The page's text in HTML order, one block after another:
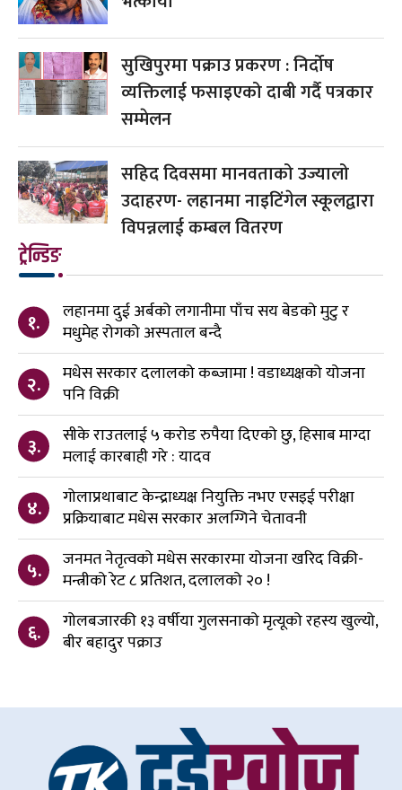
सुखिपुरमा पक्राउ प्रकरण : निर्दोष
व्यक्तिलाई फसाइएको दाबी गर्दै पत्रकार
सम्मेलन
सहिद दिवसमा मानवताको उज्यालो
उदाहरण- लहानमा नाइटिंगेल स्कूलद्वारा
विपन्नलाई कम्बल वितरण
ट्रेन्डिङ
१.
लहानमा दुई अर्बको लगानीमा पाँच सय बेडको मुटु र
मधुमेह रोगको अस्पताल बन्दै
२.
मधेस सरकार दलालको कब्जामा ! वडाध्यक्षको योजना
पनि विक्री
३.
सीके राउतलाई ५ करोड रुपैया दिएको छु, हिसाब माग्दा
मलाई कारबाही गरे : यादव
४.
गोलाप्रथाबाट केन्द्राध्यक्ष नियुक्ति नभए एसइई परीक्षा
प्रक्रियाबाट मधेस सरकार अलग्गिने चेतावनी
५.
जनमत नेतृत्वको मधेस सरकारमा योजना खरिद विक्री-
मन्त्रीको रेट ८ प्रतिशत, दलालको २० !
६.
गोलबजारकी १३ वर्षीया गुलसनाको मृत्यूको रहस्य खुल्यो,
बीर बहादुर पक्राउ